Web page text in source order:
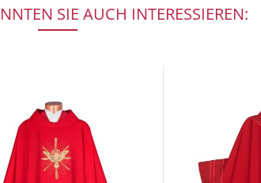
SIE AUCH INTERESSIEREN: